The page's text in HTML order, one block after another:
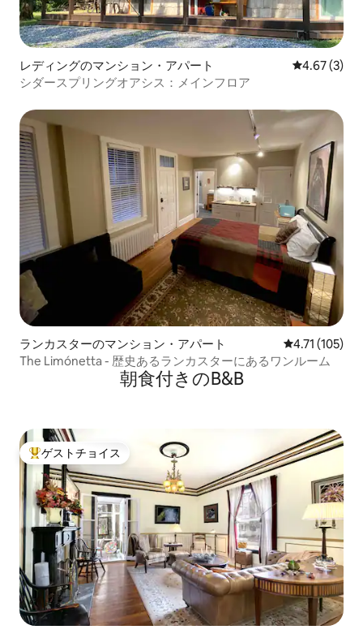
レディングのマンション・アパート レビュー3
4.67 (3)
シダースプリングオアシス：メインフロア
ランカスターのマンション・アパート レビュー105
4.71 (105)
The Limónetta - 歴史あるランカスターにあるワンルーム
朝食付きのB&B
大好評のゲストチョイスです。
ゲストチョイス